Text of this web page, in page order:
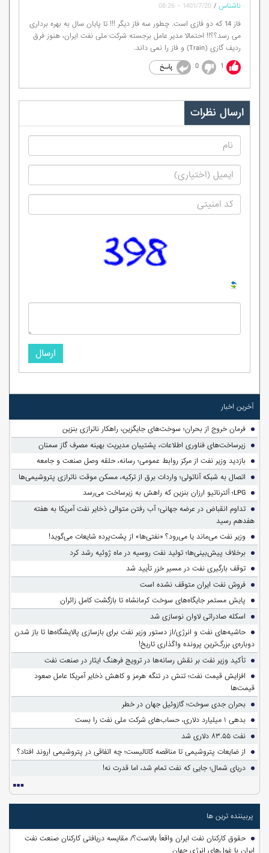
ناشناس /
1401/7/20 - 08:26
فاز 14 که دو فازی است. چطور سه فاز دیگر !!! تا پایان سال به بهره برداری
می رسد؟؟!! احتمالا مدیر عامل برجسته شرکت ملی نفت ایران، هنوز فرق
ردیف گازی (Train) و فاز را نمی داند.
1
0
ارسال نظرات
ارسال
آخرین اخبار
فرمان خروج از بحران؛ سوخت‌های جایگزین، راهکار ناترازی بنزین
زیرساخت‌های فناوری اطلاعات، پشتیبان مدیریت بهینه مصرف گاز سمنان
بازدید وزیر نفت از مرکز روابط عمومی؛ رسانه، حلقه وصل صنعت و جامعه
اتصال به شبکه آناتولی؛ واردات برق از ترکیه، مسکن موقت ناترازی پتروشیمی‌ها
LPG؛ آلترناتیو ارزان بنزین که راهش به زیرساخت می‌رسد
تداوم انقباض در عرضه جهانی؛ آب رفتن متوالی ذخایر نفت آمریکا به هفته
هفدهم رسید
وزیر نفت می‌ماند یا می‌رود؟ «نفتی‌ها» از پشت‌پرده شایعات می‌گوید!
برخلاف پیش‌بینی‌ها؛ تولید نفت روسیه در ماه ژوئیه رشد کرد
توقف بارگیری نفت در مسیر خزر تأیید شد
فروش نفت ایران متوقف نشده است
پایش مستمر جایگاه‌های سوخت کرمانشاه تا بازگشت کامل زائران
اسکله صادراتی لاوان نوسازی شد
حاشیه‌های نفت و انرژی/از دستور وزیر نفت برای بازسازی پالایشگاه‌ها تا باز شدن
دوباره‌ی بزرگ‌ترین پرونده واگذاری تاریخ!
تأکید وزیر نفت بر نقش رسانه‌ها در ترویج فرهنگ ایثار در صنعت نفت
افزایش قیمت نفت؛ تنش در تنگه هرمز و کاهش ذخایر آمریکا عامل صعود
قیمت‌ها
بحران جدی سوخت؛ گازوئیل جهان در خطر
بدهی ۱ میلیارد دلاری، حساب‌های شرکت ملی نفت را بست
نفت ۸۳.۵۵ دلاری شد
از ضایعات پتروشیمی تا مناقصه کاتالیست؛ چه اتفاقی در پتروشیمی اروند افتاد؟
دریای شمال؛ جایی که نفت تمام شد، اما قدرت نه!
پربیننده ترین ها
حقوق کارکنان نفت ایران واقعاً بالاست؟/ مقایسه دریافتی کارکنان صنعت نفت
ایران با غول‌های انرژی جهان